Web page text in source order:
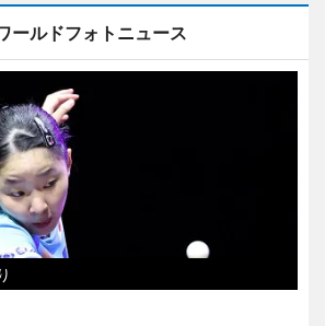
ールドフォトニュース